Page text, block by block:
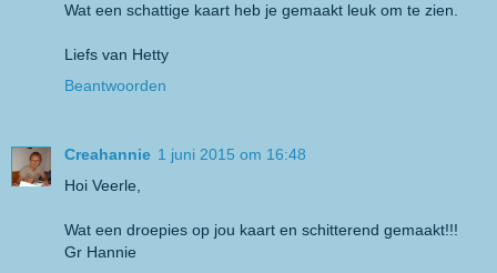
Wat een schattige kaart heb je gemaakt leuk om te zien.
Liefs van Hetty
Beantwoorden
Creahannie 1 juni 2015 om 16:48
Hoi Veerle,
Wat een droepies op jou kaart en schitterend gemaakt!!!
Gr Hannie